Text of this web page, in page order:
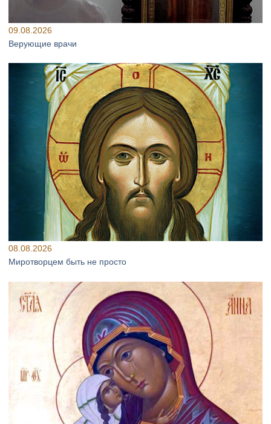
09.08.2026
Верующие врачи
08.08.2026
Миротворцем быть не просто